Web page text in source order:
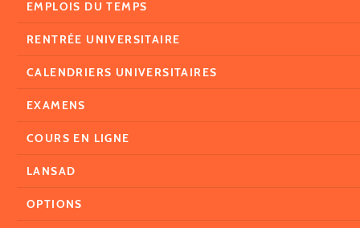
EMPLOIS DU TEMPS
RENTRÉE UNIVERSITAIRE
CALENDRIERS UNIVERSITAIRES
EXAMENS
COURS EN LIGNE
LANSAD
OPTIONS